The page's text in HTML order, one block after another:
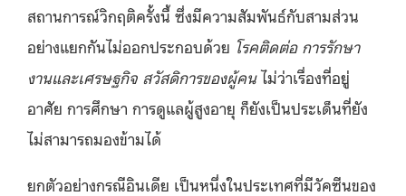
สถานการณ์วิกฤติครั้งนี้ ซึ่งมีความสัมพันธ์กับสามส่วน
อย่างแยกกันไม่ออกประกอบด้วย โรคติดต่อ การรักษา
งานและเศรษฐกิจ สวัสดิการของผู้คนไม่ว่าเรื่องที่อยู่
อาศัย การศึกษา การดูแลผู้สูงอายุ ก็ยังเป็นประเด็นที่ยัง
ไม่สามารถมองข้ามได้
ยกตัวอย่างกรณีอินเดีย เป็นหนึ่งในประเทศที่มีวัคซีนของ